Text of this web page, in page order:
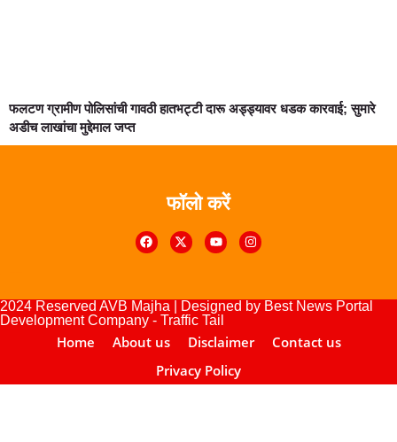
फलटण ग्रामीण पोलिसांची गावठी हातभट्टी दारू अड्ड्यावर धडक कारवाई; सुमारे
अडीच लाखांचा मुद्देमाल जप्त
फॉलो करें
2024 Reserved AVB Majha | Designed by Best News Portal
Development Company - Traffic Tail
Home About us Disclaimer
Contact us
Privacy Policy